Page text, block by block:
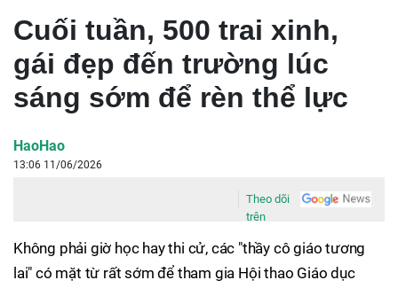
Cuối tuần, 500 trai xinh,
gái đẹp đến trường lúc
sáng sớm để rèn thể lực
HaoHao
13:06 11/06/2026
Theo dõi
trên
Không phải giờ học hay thi cử, các "thầy cô giáo tương
lai" có mặt từ rất sớm để tham gia Hội thao Giáo dục